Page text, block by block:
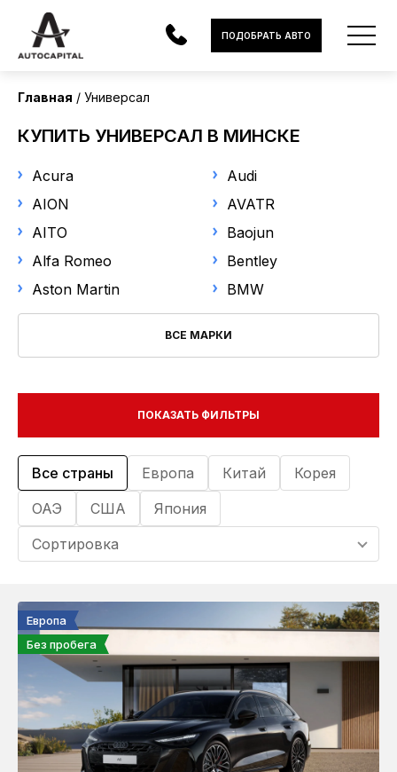
В НАЛИЧИИ
МОТОЦИКЛЫ
ЛИЗИНГ
НОВОСТИ
ОТЗЫВЫ
ВАКАНСИИ
О КОМПАНИИ
КОНТАКТЫ
ПОДОБРАТЬ АВТО
Главная Универсал
КУПИТЬ УНИВЕРСАЛ В МИНСКЕ
Acura
AION
AITO
Alfa Romeo
Aston Martin
Audi
AVATR
Baojun
Bentley
BMW
ВСЕ МАРКИ
ПОКАЗАТЬ ФИЛЬТРЫ
Страна поставки
Модель
Выберите модель
Год выпуска
от до
Цена, $
Кузов
Кроссовер
Седан
Купе
Лифтбек
Хетчбек
Минивен
Универсал
Пикап
Все страны Европа Китай
Корея
ОАЭ
США
Япония
Сортировка
Европа
Без пробега